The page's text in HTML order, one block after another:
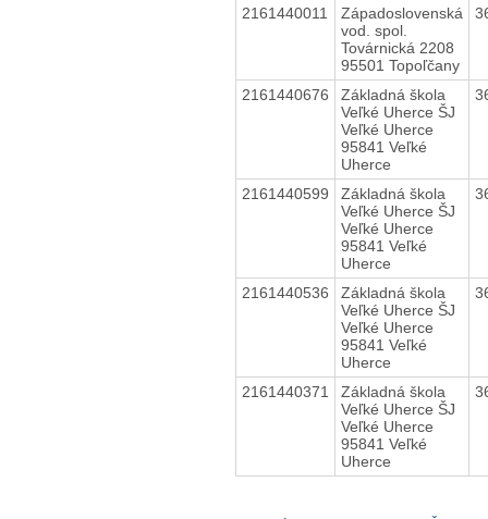
2161440011
Západoslovenská
vod. spol.
Továrnická 2208
95501 Topoľčany
2161440676
Základná škola
Veľké Uherce ŠJ
Veľké Uherce
95841 Veľké
Uherce
2161440599
Základná škola
Veľké Uherce ŠJ
Veľké Uherce
95841 Veľké
Uherce
2161440536
Základná škola
Veľké Uherce ŠJ
Veľké Uherce
95841 Veľké
Uherce
2161440371
Základná škola
Veľké Uherce ŠJ
Veľké Uherce
95841 Veľké
Uherce